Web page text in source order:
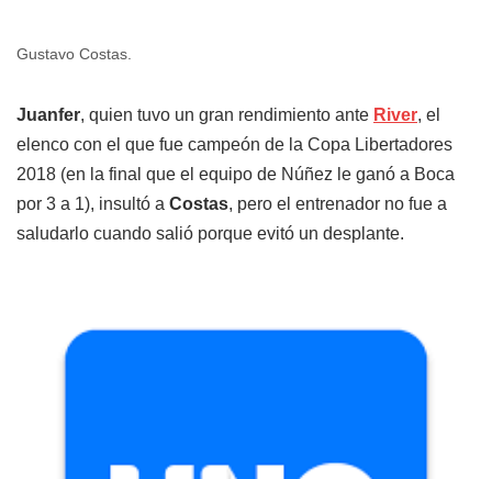
Gustavo Costas.
Juanfer, quien tuvo un gran rendimiento ante River, el
elenco con el que fue campeón de la Copa Libertadores
2018 (en la final que el equipo de Núñez le ganó a Boca
por 3 a 1), insultó a Costas, pero el entrenador no fue a
saludarlo cuando salió porque evitó un desplante.